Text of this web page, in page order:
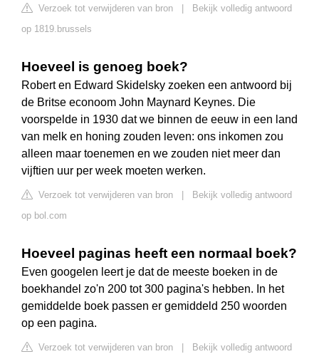
Verzoek tot verwijderen van bron
Bekijk volledig antwoord
op 1819.brussels
Hoeveel is genoeg boek?
Robert en Edward Skidelsky zoeken een antwoord bij
de Britse econoom John Maynard Keynes. Die
voorspelde in 1930 dat we binnen de eeuw in een land
van melk en honing zouden leven: ons inkomen zou
alleen maar toenemen en we zouden niet meer dan
vijftien uur per week moeten werken.
Verzoek tot verwijderen van bron
Bekijk volledig antwoord
op bol.com
Hoeveel paginas heeft een normaal boek?
Even googelen leert je dat de meeste boeken in de
boekhandel zo'n 200 tot 300 pagina's hebben. In het
gemiddelde boek passen er gemiddeld 250 woorden
op een pagina.
Verzoek tot verwijderen van bron Bekijk volledig antwoord